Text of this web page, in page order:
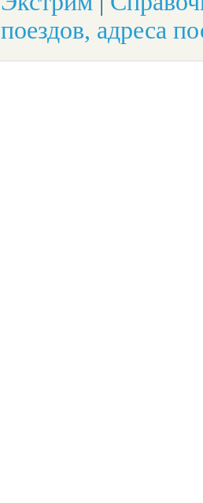
поездов, адреса